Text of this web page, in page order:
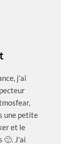
j'ai
une petite
et le
🙂. J'ai